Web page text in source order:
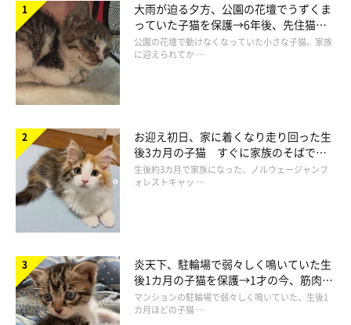
大雨が迫る夕方、公園の花壇でうずくま
っていた子猫を保護→6年後、先住猫
と“姉妹”のような関係に
公園の花壇で動けなくなっていた小さな子猫。家族
に迎えられてか …
お迎え初日、家に着くなり走り回った生
後3カ月の子猫 すぐに家族のそばで落
ち着く姿に「迎えてよかった」
生後約3カ月で家族になった、ノルウェージャンフ
ォレストキャッ …
炎天下、駐輪場で弱々しく鳴いていた生
後1カ月の子猫を保護→1才の今、筋肉質
でツンデレなコに成長
マンションの駐輪場で弱々しく鳴いていた、生後1
カ月ほどの子猫 …